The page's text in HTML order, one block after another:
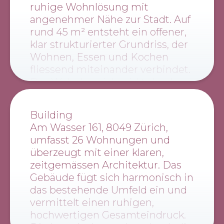
ruhige Wohnlösung mit
angenehmer Nähe zur Stadt. Auf
rund 45 m² entsteht ein offener,
klar strukturierter Grundriss, der
Wohnen, Essen und Kochen
fliessend miteinander verbindet.
Der Wohnbereich wirkt durch
warme Holzböden und eine
moderne, zurückhaltende
Möblierung schaffen eine
angenehme, unaufgeregte
Atmosphäre. Der Essbereich ist
harmonisch integriert, während
die Küche funktional und klar
gestaltet ist.
Das Schlafzimmer bietet einen
Building
Am Wasser 161, 8049 Zürich,
umfasst 26 Wohnungen und
überzeugt mit einer klaren,
zeitgemässen Architektur. Das
Gebäude fügt sich harmonisch in
das bestehende Umfeld ein und
vermittelt einen ruhigen,
hochwertigen Gesamteindruck.